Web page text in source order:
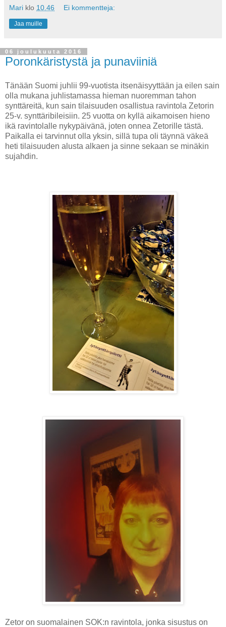
Mari klo 10.46 Ei kommentteja:
Jaa muille
06 joulukuuta 2016
Poronkäristystä ja punaviiniä
Tänään Suomi juhlii 99-vuotista itsenäisyyttään ja eilen sain
olla mukana juhlistamassa hieman nuoremman tahon
synttäreitä, kun sain tilaisuuden osallistua ravintola Zetorin
25-v. synttäribileisiin. 25 vuotta on kyllä aikamoisen hieno
ikä ravintolalle nykypäivänä, joten onnea Zetorille tästä.
Paikalla ei tarvinnut olla yksin, sillä tupa oli täynnä väkeä
heti tilaisuuden alusta alkaen ja sinne sekaan se minäkin
sujahdin.
Zetor on suomalainen SOK:n ravintola, jonka sisustus on